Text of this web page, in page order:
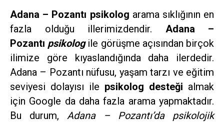
Adana – Pozantı psikolog arama sıklığının en
fazla olduğu illerimizdendir. Adana –
Pozantı psikologile görüşme açısından birçok
ilimize göre kıyaslandığında daha ilerdedir.
Adana – Pozantı nüfusu, yaşam tarzı ve eğitim
seviyesi dolayısı ile psikolog desteği almak
için Google da daha fazla arama yapmaktadır.
Bu durum, Adana – Pozantı’da psikolojik